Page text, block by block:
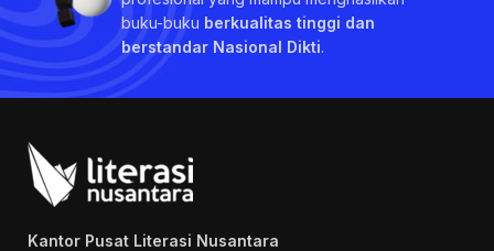
buku-buku berkualitas tinggi dan
berstandar Nasional Dikti.
Kantor Pusat Literasi Nusantara